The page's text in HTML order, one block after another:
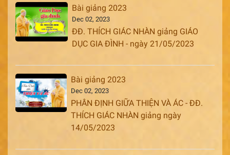
Bài giảng 2023
Dec 02, 2023
ĐĐ. THÍCH GIÁC NHÀN giảng GIÁO
DỤC GIA ĐÌNH - ngày 21/05/2023
Bài giảng 2023
Dec 02, 2023
PHÂN ĐỊNH GIỮA THIỆN VÀ ÁC - ĐĐ.
THÍCH GIÁC NHÀN giảng ngày
14/05/2023